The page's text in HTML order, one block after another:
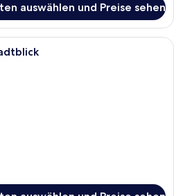
auswählen und Preise sehen
Ein Hotelzimmer mit Bett, Wand-TV,